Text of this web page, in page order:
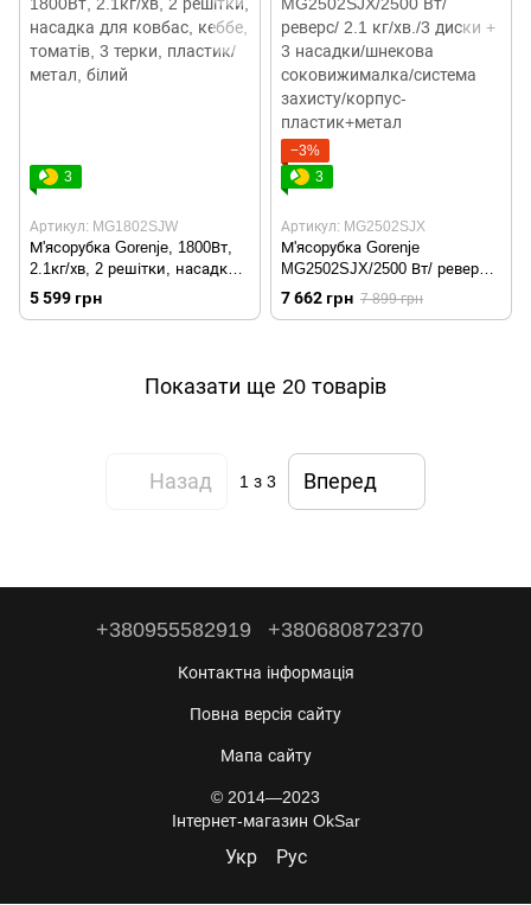
3
Артикул: MG1802SJW
М'ясорубка Gorenje, 1800Вт,
2.1кг/хв, 2 решітки, насадка
для ковбас, кеббе, томатів, 3
терки, пластик/метал, білий
5 599 грн
−3%
3
Артикул: MG2502SJX
М'ясорубка Gorenje
MG2502SJX/2500 Вт/ реверс/
2.1 кг/хв./3 диски + 3
насадки/шнекова
пластик+метал
7 662 грн 7 899 грн
Показати ще 20 товарів
Назад 1 з 3 Вперед
+380955582919 +380680872370
Контактна інформація
Повна версія сайту
Мапа сайту
© 2014—2023
Інтернет-магазин OkSar
Укр Рус